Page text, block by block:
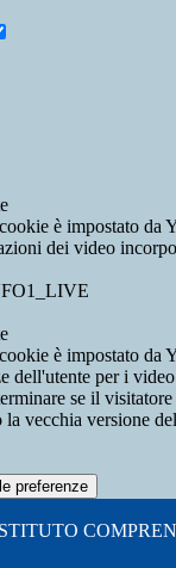
è impostato da
dei video
è impostato da
dell'utente per i
se il
vecchia versione
preferenze